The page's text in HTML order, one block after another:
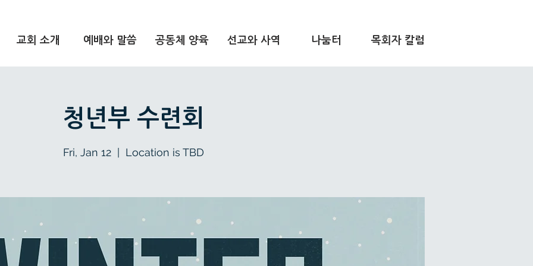
교회 소개 예배와 말씀 공동체 양육 선교와 사역 나눔터 목회자 칼럼
청년부 수련회
Fri, Jan 12
  |
Location is TBD